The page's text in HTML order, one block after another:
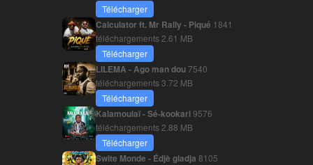
Télécharger
Calculator ft. Mr Rally - Piqué 1841
téléchargements 2.61 MB
Télécharger
LILEMA - Ago man dou7540
téléchargements3.72 MB
Télécharger
Kalamoulaï - Sé-kookari9576
téléchargements 2.88 MB
Télécharger
Swite Monde - Édjè gladja 8105